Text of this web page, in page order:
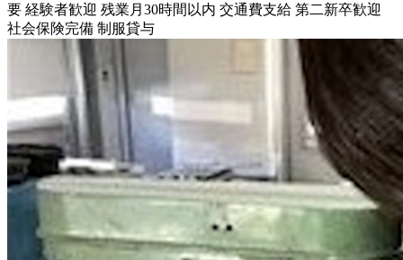
要 経験者歓迎 残業月30時間以内 交通費支給 第二新卒歓迎
社会保険完備 制服貸与